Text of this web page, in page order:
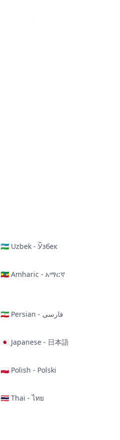
🇺🇿 Uzbek - Ўзбек
🇪🇹 Amharic - አማርኛ
🇮🇷 Persian - فارسی
🇯🇵 Japanese - 日本語
🇵🇱 Polish - Polski
🇹🇭 Thai - ไทย